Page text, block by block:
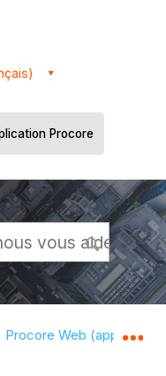
Procore
la hiérarchie
Procore Web